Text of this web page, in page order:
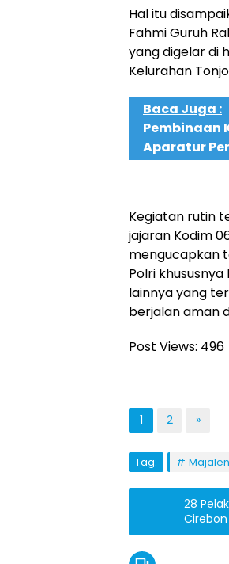
Hal itu
Fahmi Guruh
yang digelar di
Kelurahan
Baca Juga :
Pembinaan
Aparatur
Kegiatan rutin
jajaran Kodim
mengucapkan
Polri
lainnya yang
berjalan aman
Post Views: 496
1 2 »
Tag:
28